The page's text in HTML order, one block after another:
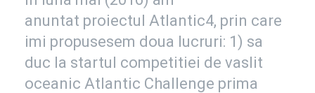
anuntat proiectul Atlantic4, prin care
imi propusesem doua lucruri: 1) sa
duc la startul competitiei de vaslit
oceanic Atlantic Challenge prima